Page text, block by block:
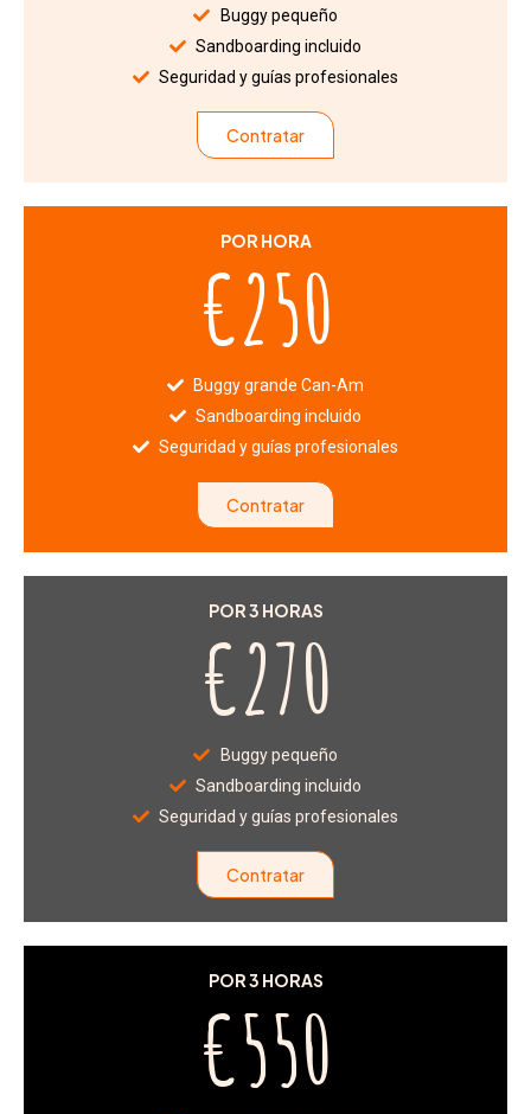
Buggy pequeño
Sandboarding incluido
Seguridad y guías profesionales
Contratar
POR HORA
€250
Buggy grande Can-Am
Sandboarding incluido
Seguridad y guías profesionales
Contratar
POR 3 HORAS
€270
Buggy pequeño
Sandboarding incluido
Seguridad y guías profesionales
Contratar
POR 3 HORAS
€550